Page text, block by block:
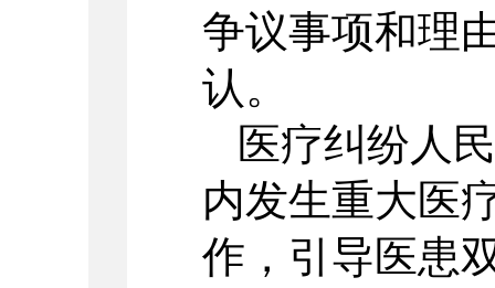
争议事项和理
认。
医疗纠纷人
内发生重大医
作，引导医患